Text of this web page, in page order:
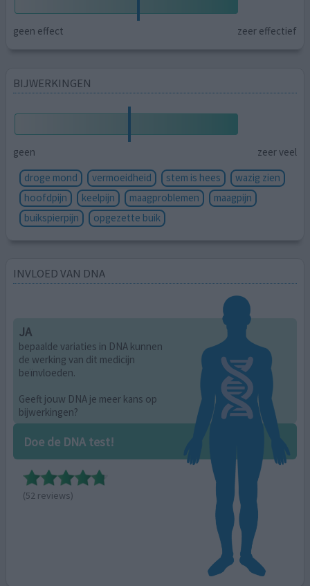
geen effect zeer effectief
BIJWERKINGEN
geen
zeer veel
droge mond
vermoeidheid stem is hees
wazig zien
hoofdpijn
keelpijn maagproblemen
maagpijn
buikspierpijn
opgezette buik
INVLOED VAN DNA
JA
bepaalde variaties in DNA kunnen
de werking van dit medicijn
beïnvloeden.
Geeft jouw DNA je meer kans op
bijwerkingen?
Doe de DNA test!
(52 reviews)